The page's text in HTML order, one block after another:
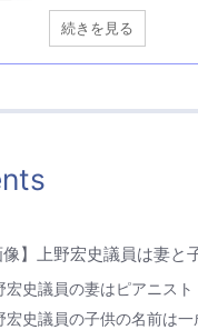
続きを見る
像】上野宏史議員は妻と
宏史議員の妻はピアニスト
宏史議員の子供の名前は